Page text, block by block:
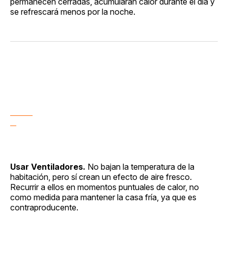
se refrescará menos por la noche.
Usar Ventiladores. No bajan la temperatura de la
habitación, pero sí crean un efecto de aire fresco.
Recurrir a ellos en momentos puntuales de calor, no
como medida para mantener la casa fría, ya que es
contraproducente.